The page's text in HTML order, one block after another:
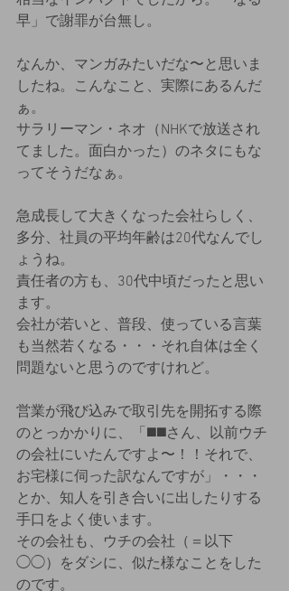
早」で謝罪が台無し。
なんか、マンガみたいだな〜と思いま
したね。こんなこと、実際にあるんだ
ぁ。
サラリーマン・ネオ（NHKで放送され
てました。面白かった）のネタにもな
ってそうだなぁ。
急成長して大きくなった会社らしく、
多分、社員の平均年齢は20代なんでし
ょうね。
責任者の方も、30代中頃だったと思い
ます。
会社が若いと、普段、使っている言葉
も当然若くなる・・・それ自体は全く
問題ないと思うのですけれど。
営業が飛び込みで取引先を開拓する際
のとっかかりに、「◼️◼️さん、以前ウチ
の会社にいたんですよ〜！！それで、
お宅様に伺った訳なんですが」・・・
とか、知人を引き合いに出したりする
手口をよく使います。
その会社も、ウチの会社（＝以下
◯◯）をダシに、似た様なことをした
のです。